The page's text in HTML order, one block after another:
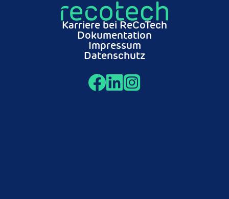
Karriere bei ReCoTech
Dokumentation
Impressum
Datenschutz